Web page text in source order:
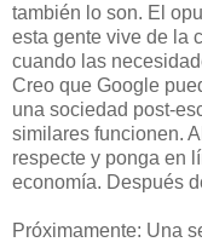
también lo son. El
esta gente vive de la
cuando las
Creo que Google
una sociedad post-
similares funcionen.
respecte y ponga en
economía. Después
Próximamente: Una